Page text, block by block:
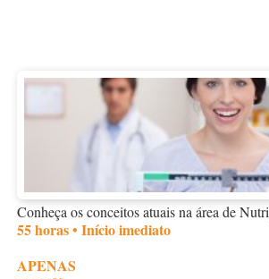
Conheça os conceitos atuais na área de
55 horas • Início imediato
APENAS